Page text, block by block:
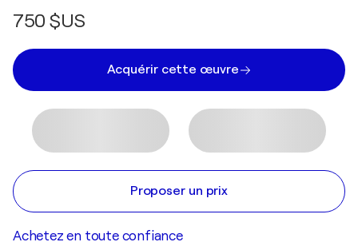
750 $US
Acquérir cette œuvre
Proposer un prix
Achetez en toute confiance